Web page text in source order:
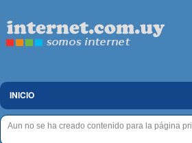
INICIO
Aun no se ha creado contenido para la página